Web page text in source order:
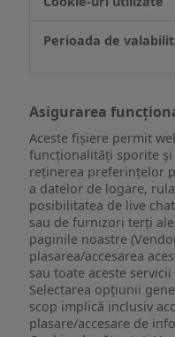
pe
dispozitiv
Asigurarea
Aceste fișiere permit
funcționalități sporite
reţinerea preferinţelor
a datelor de logare,
posibilitatea de live
sau de furnizori terți
paginile noastre
plasarea/accesarea
sau toate aceste
Selectarea opțiunii
scop implică inclusiv
plasare/accesare de